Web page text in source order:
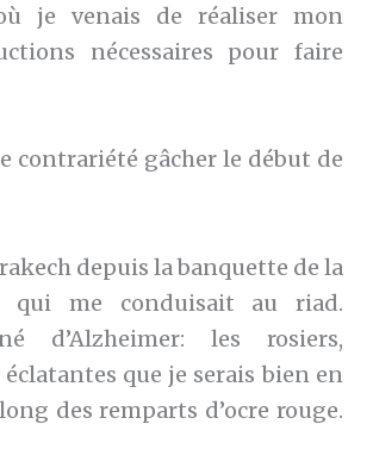
je venais de réaliser mon
nécessaires pour faire
contrariété gâcher le début de
depuis la banquette de la
qui me conduisait au riad.
d’Alzheimer: les rosiers,
que je serais bien en
des remparts d’ocre rouge.